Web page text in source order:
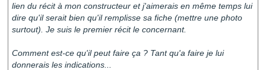
lien du récit à mon constructeur et j'aimerais en même temps lui
dire qu'il serait bien qu'il remplisse sa fiche (mettre une photo
surtout). Je suis le premier récit le concernant.
Comment est-ce qu'il peut faire ça ? Tant qu'a faire je lui
donnerais les indications...